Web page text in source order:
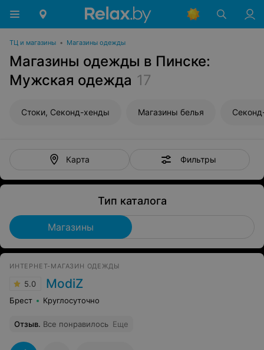
ТЦ и магазины • Магазины одежды
Магазины одежды в Пинске:
Мужская одежда 17
Стоки, Секонд-хенды Магазины белья
Карта Фильтры
Тип каталога
Магазины
ИНТЕРНЕТ-МАГАЗИН ОДЕЖДЫ
5.0 ModiZ
Брест Круглосуточно
Отзыв. Все понравилось Еще